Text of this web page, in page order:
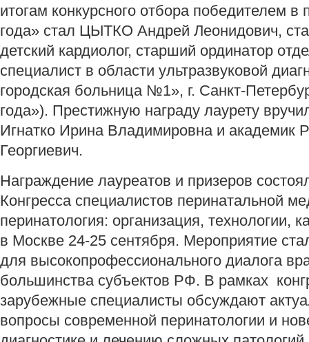
итогам конкурсного отбора победителем
года» стал ЦЫТКО Андрей Леонидович,
детский кардиолог, старший ординатор
специалист в области ультразвуковой
городская больница №1», г. Санкт-
года»). Престижную награду лаурету
Игнатко Ирина Владимировна и академик
Георгиевич.
Награждение лауреатов и призеров
Конгресса специалистов перинатальной
перинатология: организация, технологии,
в Москве 24-25 сентября. Мероприятие
для высокопрофессионального диалога
большинства субъектов РФ. В рамках
зарубежные специалисты обсуждают
вопросы современной перинатологии и